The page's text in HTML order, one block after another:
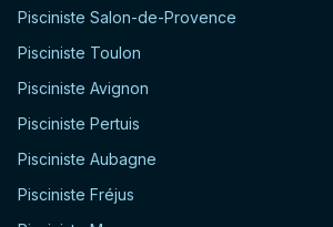
Pisciniste Salon-de-Provence
Pisciniste Toulon
Pisciniste Avignon
Pisciniste Pertuis
Pisciniste Aubagne
Pisciniste Fréjus